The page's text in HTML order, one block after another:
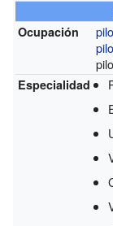
Ocupación
Especialidad